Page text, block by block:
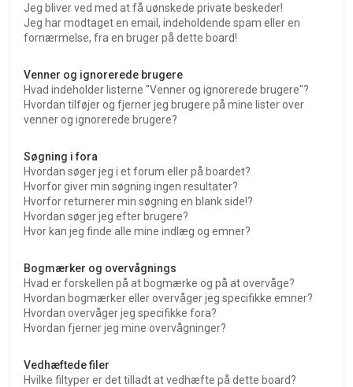
Jeg bliver ved med at få uønskede private beskeder!
Jeg har modtaget en email, indeholdende spam eller en
fornærmelse, fra en bruger på dette board!
Venner og ignorerede brugere
Hvad indeholder listerne "Venner og ignorerede brugere"?
Hvordan tilføjer og fjerner jeg brugere på mine lister over
venner og ignorerede brugere?
Søgning i fora
Hvordan søger jeg i et forum eller på boardet?
Hvorfor giver min søgning ingen resultater?
Hvorfor returnerer min søgning en blank side!?
Hvordan søger jeg efter brugere?
Hvor kan jeg finde alle mine indlæg og emner?
Bogmærker og overvågnings
Hvad er forskellen på at bogmærke og på at overvåge?
Hvordan bogmærker eller overvåger jeg specifikke emner?
Hvordan overvåger jeg specifikke fora?
Hvordan fjerner jeg mine overvågninger?
Vedhæftede filer
Hvilke filtyper er det tilladt at vedhæfte på dette board?